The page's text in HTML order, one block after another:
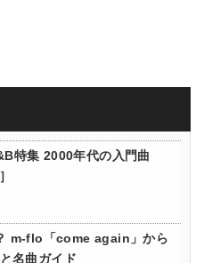
特集 2000年代の入門曲
m-flo「come again」から
名曲ガイド